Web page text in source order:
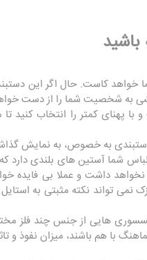
باشید
خواهد کاست. حال اگر این
به شخصیت شما را از دست
پهنای کمتر را انتخاب کنید
به خصوص، به نمایش
شما آستین های بلندی دارد
نخواهد داشت و عملا بی فایده
تواند نکته مثبتی به
هایی از جنس چند فلز
با هم باشند، میزان نفوذ و